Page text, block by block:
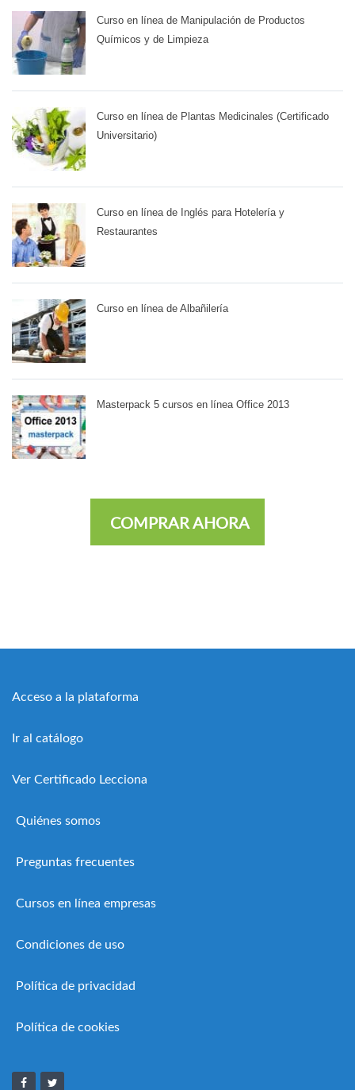
Curso en línea de Manipulación de Productos
Químicos y de Limpieza
Curso en línea de Plantas Medicinales (Certificado
Universitario)
Curso en línea de Inglés para Hotelería y
Restaurantes
Curso en línea de Albañilería
Masterpack 5 cursos en línea Office 2013
COMPRAR AHORA
Acceso a la plataforma
Ir al catálogo
Ver Certificado Lecciona
Quiénes somos
Preguntas frecuentes
Cursos en línea empresas
Condiciones de uso
Política de privacidad
Política de cookies